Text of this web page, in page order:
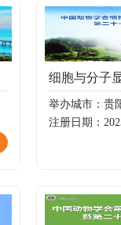
举办城市：贵
注册日期：